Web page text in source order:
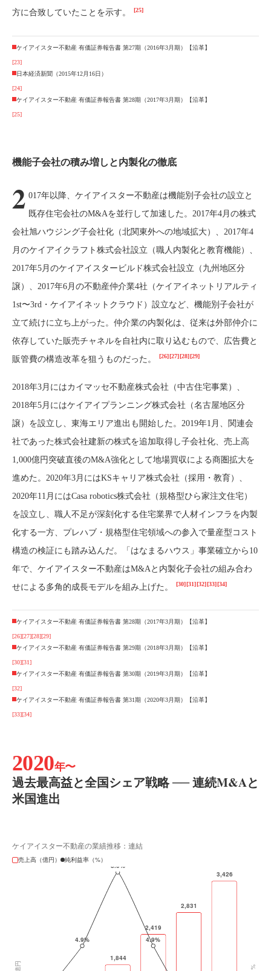
方に合致していたことを示す。
[25]
ケイアイスター不動産 有価証券報告書 第27期（2016年3月期）【沿革】
[23]
日本経済新聞（2015年12月16日）
[24]
ケイアイスター不動産 有価証券報告書 第28期（2017年3月期）【沿革】
[25]
機能子会社の積み増しと内製化の徹底
2 017年以降、ケイアイスター不動産は機能別子会社の設立と
既存住宅会社のM&Aを並行して加速した。2017年4月の株式
会社旭ハウジング子会社化（北関東外への地域拡大）、2017年4
月のケイアイクラフト株式会社設立（職人内製化と教育機能）、
2017年5月のケイアイスタービルド株式会社設立（九州地区分
譲）、2017年6月の不動産仲介業4社（ケイアイネットリアルティ
1st〜3rd・ケイアイネットクラウド）設立など、機能別子会社が
立て続けに立ち上がった。仲介業の内製化は、従来は外部仲介に
依存していた販売チャネルを自社内に取り込むもので、広告費と
販管費の構造改革を狙うものだった。
[26][27][28][29]
2018年3月にはカイマッセ不動産株式会社（中古住宅事業）、
2018年5月にはケイアイプランニング株式会社（名古屋地区分
譲）を設立し、東海エリア進出も開始した。2019年1月、関連会
社であった株式会社建新の株式を追加取得し子会社化、売上高
1,000億円突破直後のM&A強化として地場買収による商圏拡大を
進めた。2020年3月にはKSキャリア株式会社（採用・教育）、
2020年11月にはCasa robotics株式会社（規格型ひら家注文住宅）
を設立し、職人不足が深刻化する住宅業界で人材インフラを内製
化する一方、プレハブ・規格型住宅領域への参入で量産型コスト
構造の検証にも踏み込んだ。「はなまるハウス」事業確立から10
年で、ケイアイスター不動産はM&Aと内製化子会社の組み合わ
せによる多角的成長モデルを組み上げた。
[30][31][32][33][34]
ケイアイスター不動産 有価証券報告書 第28期（2017年3月期）【沿革】
[26][27][28][29]
ケイアイスター不動産 有価証券報告書 第29期（2018年3月期）【沿革】
[30][31]
ケイアイスター不動産 有価証券報告書 第30期（2019年3月期）【沿革】
[32]
ケイアイスター不動産 有価証券報告書 第31期（2020年3月期）【沿革】
[33][34]
2020年〜
過去最高益と全国シェア戦略 ── 連続M&Aと
米国進出
ケイアイスター不動産の業績推移：連結
売上高（億円）
純利益率（%）